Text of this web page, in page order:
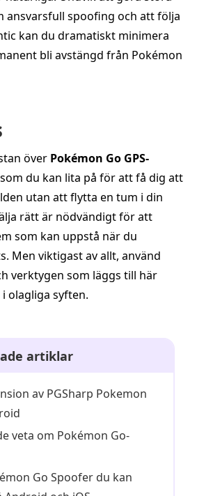
ansvarsfull spoofing och att följa
kan du dramatiskt minimera
bli avstängd från Pokémon
över Pokémon Go GPS-
du kan lita på för att få dig att
utan att flytta en tum i din
rätt är nödvändigt för att
som kan uppstå när du
Men viktigast av allt, använd
verktygen som läggs till här
olagliga syften.
artiklar
av PGSharp Pokemon
veta om Pokémon Go-
Go Spoofer du kan